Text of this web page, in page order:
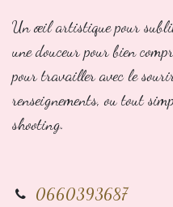
Un œil artistique pour
une douceur pour bien
pour travailler avec le
renseignements, ou tout
shooting.
0660393687